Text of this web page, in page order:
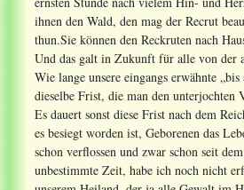
ihnen den Wald, den mag der Recrut
thun.Sie können den Reckruten nach
Und das galt in Zukunft für alle von der
Wie lange unsere eingangs erwähnte
dieselbe Frist, die man den unterjochten
Es dauert sonst diese Frist nach dem
es besiegt worden ist, Geborenen das
schon verflossen und zwar schon seit
unbestimmte Zeit, habe ich noch nicht